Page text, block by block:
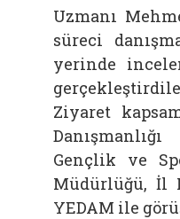
Uzmanı
süreci
yerinde
Ziyaret
Gençlik ve
Müdürlüğü, İl
YEDAM ile